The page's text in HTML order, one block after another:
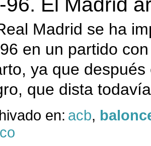
96. El Madrid
Madrid se ha
en un partido
ya que
que dista
en: acb,